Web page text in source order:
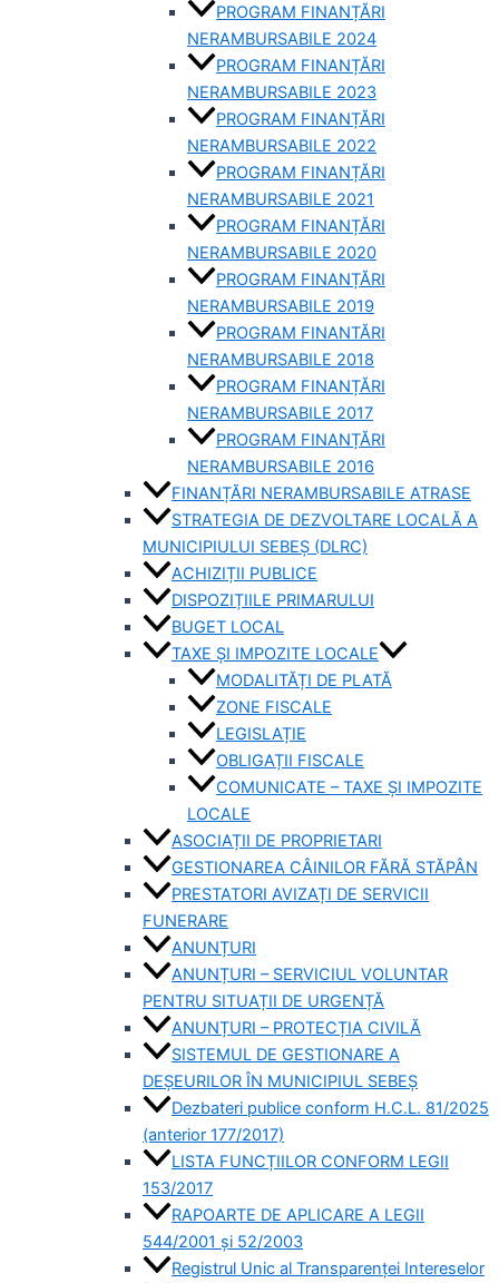
PROGRAM FINANȚĂRI
NERAMBURSABILE 2024
PROGRAM FINANȚĂRI
NERAMBURSABILE 2023
PROGRAM FINANȚĂRI
NERAMBURSABILE 2022
PROGRAM FINANȚĂRI
NERAMBURSABILE 2021
PROGRAM FINANȚĂRI
NERAMBURSABILE 2020
PROGRAM FINANȚĂRI
NERAMBURSABILE 2019
PROGRAM FINANTĂRI
NERAMBURSABILE 2018
PROGRAM FINANȚĂRI
NERAMBURSABILE 2017
PROGRAM FINANȚĂRI
NERAMBURSABILE 2016
FINANȚĂRI NERAMBURSABILE ATRASE
STRATEGIA DE DEZVOLTARE LOCALĂ A
MUNICIPIULUI SEBEȘ (DLRC)
ACHIZIȚII PUBLICE
DISPOZIȚIILE PRIMARULUI
BUGET LOCAL
TAXE ȘI IMPOZITE LOCALE
MODALITĂȚI DE PLATĂ
ZONE FISCALE
LEGISLAȚIE
OBLIGAȚII FISCALE
COMUNICATE – TAXE ȘI IMPOZITE
LOCALE
ASOCIAȚII DE PROPRIETARI
GESTIONAREA CÂINILOR FĂRĂ STĂPÂN
PRESTATORI AVIZAȚI DE SERVICII
FUNERARE
ANUNȚURI
ANUNȚURI – SERVICIUL VOLUNTAR
PENTRU SITUAȚII DE URGENȚĂ
ANUNȚURI – PROTECȚIA CIVILĂ
SISTEMUL DE GESTIONARE A
DEȘEURILOR ÎN MUNICIPIUL SEBEȘ
Dezbateri publice conform H.C.L. 81/2025
(anterior 177/2017)
LISTA FUNCȚIILOR CONFORM LEGII
153/2017
RAPOARTE DE APLICARE A LEGII
544/2001 și 52/2003
Registrul Unic al Transparenței Intereselor